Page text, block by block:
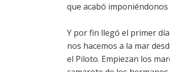
que acabó
Y por fin llegó el primer
nos hacemos a la mar
el Piloto. Empiezan los